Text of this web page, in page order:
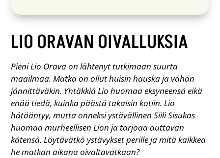
LIO ORAVAN OIVALLUKSIA
Pieni Lio Orava on lähtenyt tutkimaan suurta
maailmaa. Matka on ollut huisin hauska ja vähän
jännittäväkin. Yhtäkkiä Lio huomaa eksyneensä eikä
enää tiedä, kuinka päästä takaisin kotiin. Lio
hätääntyy, mutta onneksi ystävällinen Siili Sisukas
huomaa murheellisen Lion ja tarjoaa auttavan
kätensä. Löytävätkö ystävykset perille ja mitä kaikkea
he matkan aikana oivaltavatkaan?